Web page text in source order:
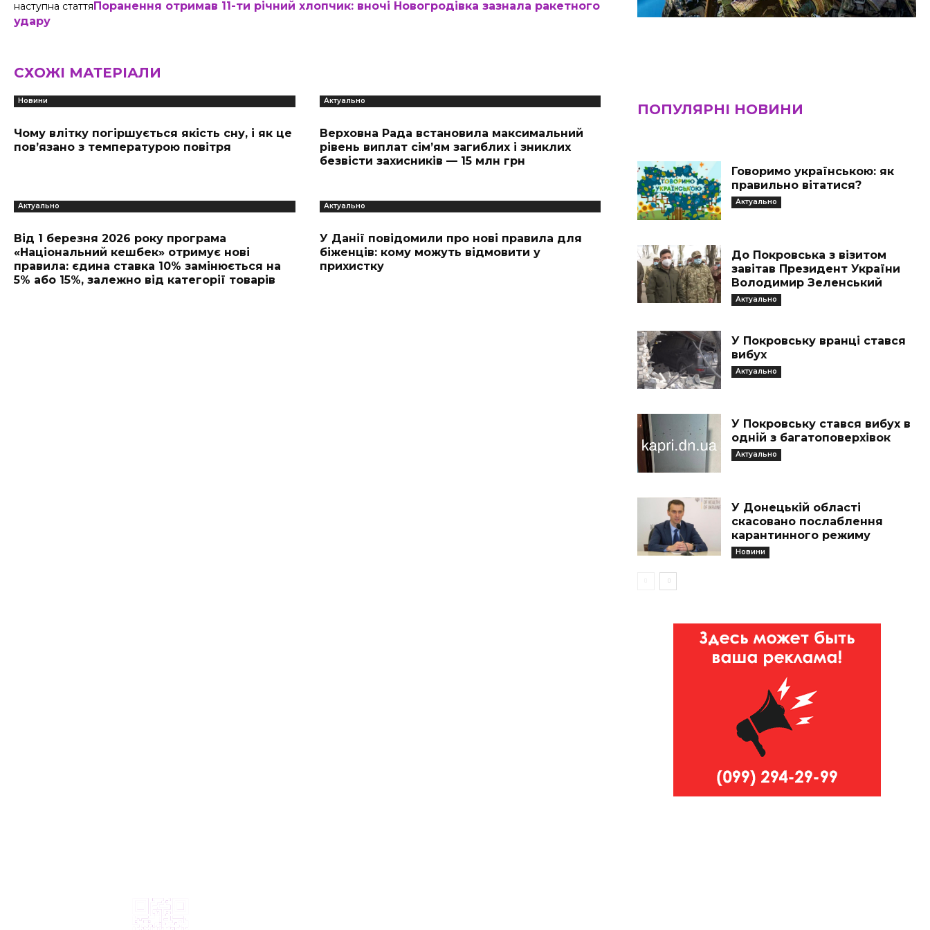
наступна статтяПоранення отримав 11-ти річний хлопчик: вночі Новогродівка зазнала ракетного
удару
СХОЖІ МАТЕРІАЛИ
Новини
Чому влітку погіршується якість сну, і як це
пов’язано з температурою повітря
Актуально
Верховна Рада встановила максимальний
рівень виплат сім’ям загиблих і зниклих
безвісти захисників — 15 млн грн
Актуально
Від 1 березня 2026 року програма
«Національний кешбек» отримує нові
правила: єдина ставка 10% замінюється на
5% або 15%, залежно від категорії товарів
Актуально
У Данії повідомили про нові правила для
біженців: кому можуть відмовити у
прихистку
ПОПУЛЯРНІ НОВИНИ
Говоримо українською: як
правильно вітатися?
Актуально
До Покровська з візитом
завітав Президент України
Володимир Зеленський
Актуально
У Покровську вранці стався
вибух
Актуально
У Покровську стався вибух в
одній з багатоповерхівок
Актуально
У Донецькій області
скасовано послаблення
карантинного режиму
Новини